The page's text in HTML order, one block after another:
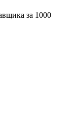
за 1000